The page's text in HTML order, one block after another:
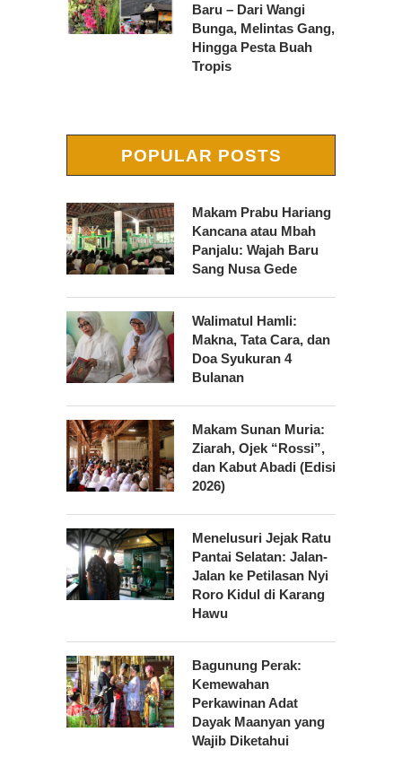
Baru – Dari Wangi
Bunga, Melintas Gang,
Hingga Pesta Buah
Tropis
POPULAR POSTS
Makam Prabu Hariang
Kancana atau Mbah
Panjalu: Wajah Baru
Sang Nusa Gede
Walimatul Hamli:
Makna, Tata Cara, dan
Doa Syukuran 4
Bulanan
Makam Sunan Muria:
Ziarah, Ojek “Rossi”,
dan Kabut Abadi (Edisi
2026)
Menelusuri Jejak Ratu
Pantai Selatan: Jalan-
Jalan ke Petilasan Nyi
Roro Kidul di Karang
Hawu
Bagunung Perak:
Kemewahan
Perkawinan Adat
Dayak Maanyan yang
Wajib Diketahui